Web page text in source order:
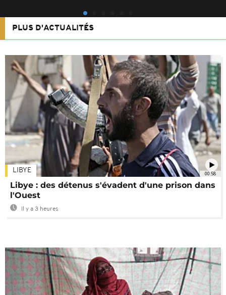
PLUS D'ACTUALITÉS
00:58
LIBYE
Libye : des détenus s'évadent d'une prison dans
l'Ouest
Il y a 3 heures